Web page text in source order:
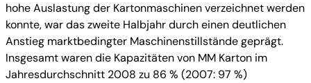
hohe Auslastung der Kartonmaschinen verzeichnet werden
konnte, war das zweite Halbjahr durch einen deutlichen
Anstieg marktbedingter Maschinenstillstände geprägt.
Insgesamt waren die Kapazitäten von MM Karton im
Jahresdurchschnitt 2008 zu 86 % (2007: 97 %)